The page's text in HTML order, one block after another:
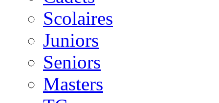
Scolaires
Juniors
Seniors
Masters